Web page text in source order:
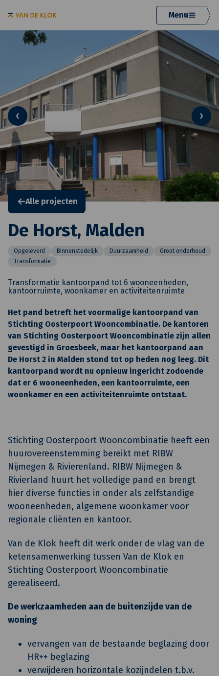
Menu
Alle projecten
De Horst, Malden
Opgeleverd Binnenstedelijk Duurzaamheid
Groot onderhoud
Transformatie
Transformatie kantoorpand tot 6 wooneenheden,
kantoorruimte, woonkamer en activiteitenruimte
Het pand betreft het voormalige kantoorpand van
Stichting Oosterpoort Wooncombinatie. De kantoren
van Stichting Oosterpoort Wooncombinatie zijn allen
gevestigd in Groesbeek, maar het kantoorpand aan
De Horst 2 in Malden stond tot op heden nog leeg. Dit
kantoorpand wordt nu opnieuw ingericht zodoende
dat er 6 wooneenheden, een kantoorruimte, een
woonkamer en een activiteitenruimte ontstaat.
Stichting Oosterpoort Wooncombinatie heeft een
huurovereenstemming bereikt met RIBW
Nijmegen & Rivierenland. RIBW Nijmegen &
Rivierland huurt het volledige pand en brengt
hier diverse functies in onder als zelfstandige
wooneenheden, algemene woonkamer voor
regionale cliënten en kantoor.
Van de Klok heeft dit werk onder de vlag van de
ketensamenwerking tussen Van de Klok en
Stichting Oosterpoort Wooncombinatie
gerealiseerd.
De werkzaamheden aan de buitenzijde van de
woning
vervangen van de bestaande beglazing door
HR++ beglazing
verwijderen horizontale kozijndelen t.b.v.